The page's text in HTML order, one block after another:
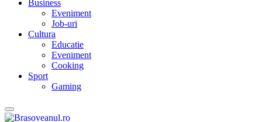
Business
Eveniment
Job-uri
Cultura
Educatie
Eveniment
Cooking
Sport
Gaming